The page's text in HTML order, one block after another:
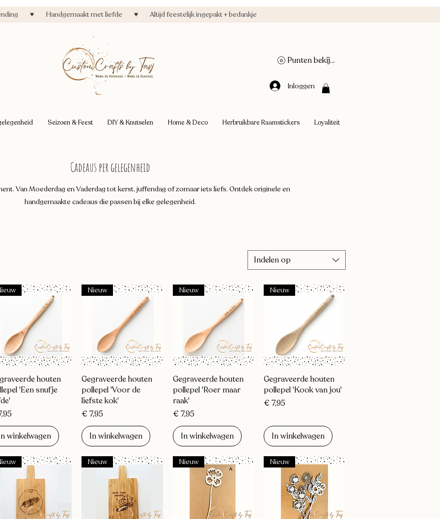
♥ Handgemaakt met liefde ♥ Altijd feestelijk ingepakt + bedankje
Punten bekijken
Inloggen
Seizoen & Feest DIY & Knutselen Home & Deco Herbruikbare Raamstickers Loyaliteit
Cadeaus per gelegenheid
Van Moederdag en Vaderdag tot kerst, juffendag of zomaar iets liefs. Ontdek originele en
handgemaakte cadeaus die passen bij elke gelegenheid.
Indelen op
Snel overzicht
houten
'Een snufje
winkelwagen
Snel overzicht
Nieuw
Gegraveerde houten
pollepel 'Voor de
liefste kok'
Prijs
€ 7,95
In winkelwagen
Snel overzicht
Nieuw
Gegraveerde houten
pollepel 'Roer maar
raak'
Prijs
€ 7,95
In winkelwagen
Snel overzicht
Nieuw
Gegraveerde houten
pollepel 'Kook van jou'
Prijs
€ 7,95
In winkelwagen
Nieuw Nieuw Nieuw